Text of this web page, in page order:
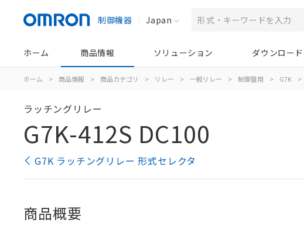
制御機器 Japan
ホーム 商品情報 ソリューション ダウンロード
ホーム > 商品情報 > 商品カテゴリ > リレー > 一般リレー > 制御盤用 > G7K >
ラッチングリレー
G7K-412S DC100
G7K ラッチングリレー 形式セレクタ
商品概要